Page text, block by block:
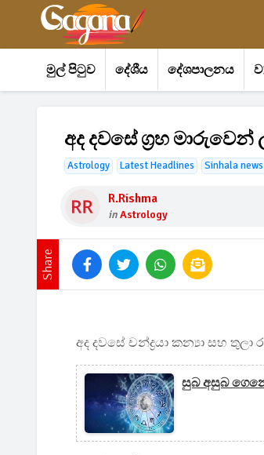
මුල් පිටුව දේශීය දේශපාලනය
අද දවසේ ග්‍රහ
Astrology Latest Headlines Sinhala news
R.rishma
inAstrology
Share
අද දවසේ චන්ද්‍රයා කන්‍යා සහ
සුබ අසුබ